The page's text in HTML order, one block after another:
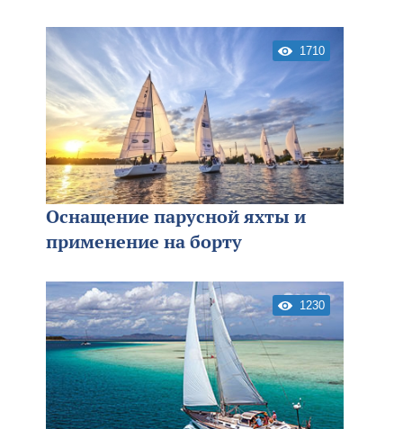
1710
Оснащение парусной яхты и
применение на борту
1230